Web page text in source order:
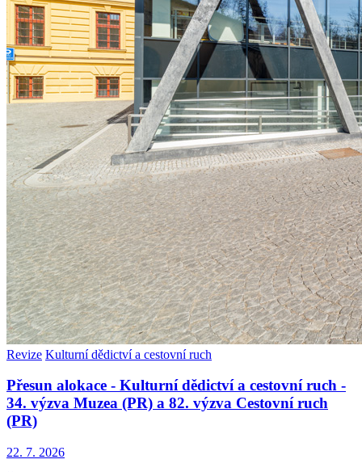
Revize Kulturní dědictví a cestovní ruch
Přesun alokace - Kulturní dědictví a cestovní ruch -
34. výzva Muzea (PR) a 82. výzva Cestovní ruch
(PR)
22. 7. 2026